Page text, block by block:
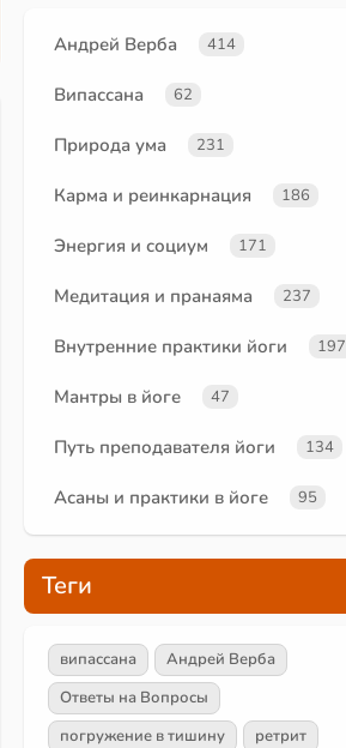
Андрей Верба 414
Випассана 62
Природа ума 231
Карма и реинкарнация 186
Энергия и социум 171
Медитация и пранаяма 237
Внутренние практики йоги 197
Мантры в йоге 47
Путь преподавателя йоги 134
Асаны и практики в йоге 95
Теги
випассана
Андрей Верба
Ответы на Вопросы
погружение в тишину
ретрит